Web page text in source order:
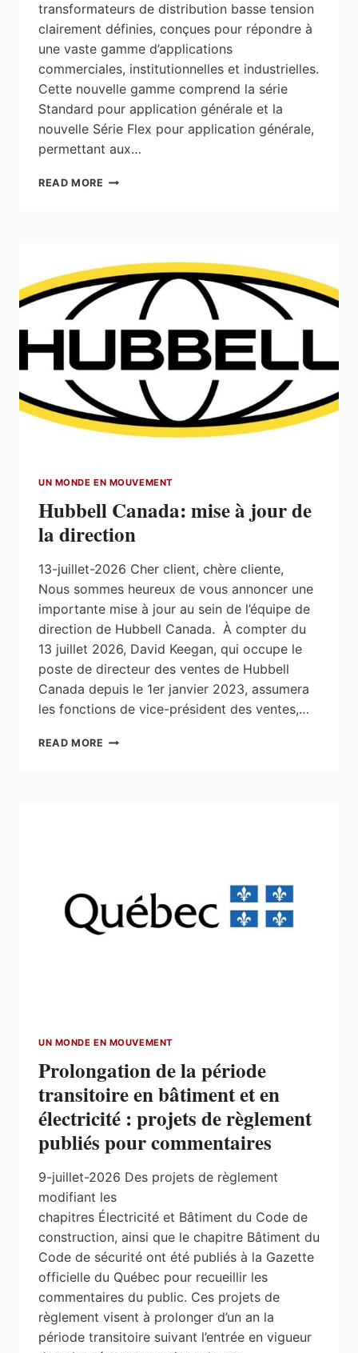
transformateurs de distribution basse tension
clairement définies, conçues pour répondre à
une vaste gamme d’applications
commerciales, institutionnelles et industrielles.
Cette nouvelle gamme comprend la série
Standard pour application générale et la
nouvelle Série Flex pour application générale,
permettant aux…
READ MORE DELTA
TRANSFORMATEURS
D’APPLICATION
GÉNÉRALE
UN MONDE EN MOUVEMENT
Hubbell Canada: mise à jour de
la direction
13-juillet-2026 Cher client, chère cliente,
Nous sommes heureux de vous annoncer une
importante mise à jour au sein de l’équipe de
direction de Hubbell Canada. À compter du
13 juillet 2026, David Keegan, qui occupe le
poste de directeur des ventes de Hubbell
Canada depuis le 1er janvier 2023, assumera
les fonctions de vice-président des ventes,…
READ MORE HUBBELL
UN MONDE EN MOUVEMENT
Prolongation de la période
transitoire en bâtiment et en
électricité : projets de règlement
publiés pour commentaires
9-juillet-2026 Des projets de règlement
modifiant les
chapitres Électricité et Bâtiment du Code de
construction, ainsi que le chapitre Bâtiment du
Code de sécurité ont été publiés à la Gazette
officielle du Québec pour recueillir les
commentaires du public. Ces projets de
règlement visent à prolonger d’un an la
période transitoire suivant l’entrée en vigueur